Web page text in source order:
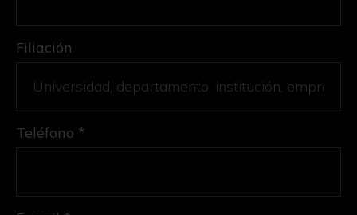
Filiación
Teléfono *